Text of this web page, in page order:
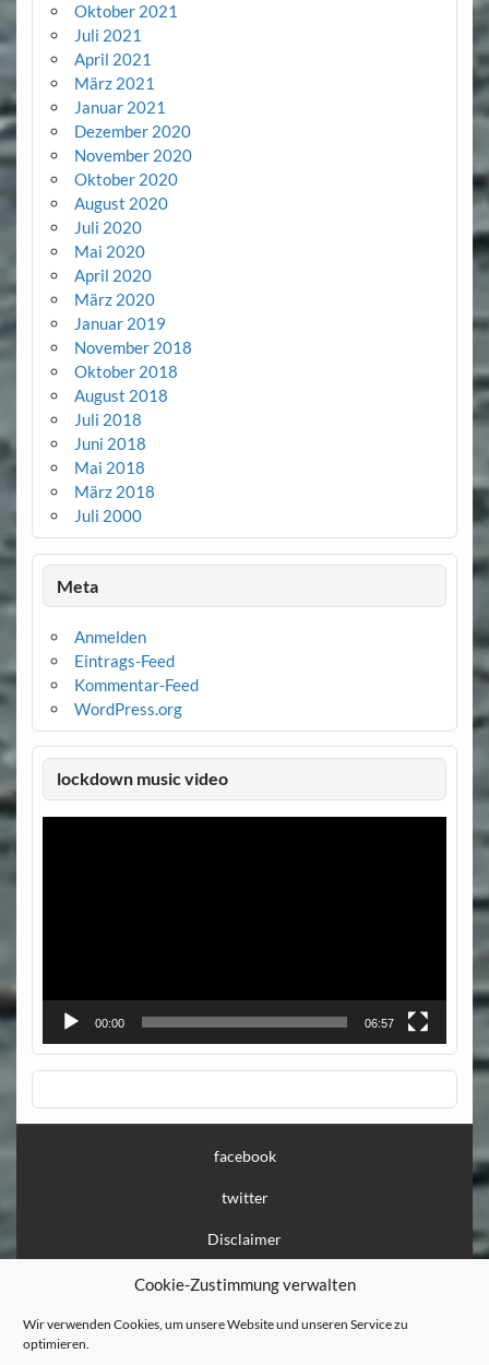
Cookie-Zustimmung verwalten
Wir verwenden Cookies, um unsere Website und unseren Service zu
optimieren.
Oktober 2021
Juli 2021
April 2021
März 2021
Januar 2021
Dezember 2020
November 2020
Oktober 2020
August 2020
Juli 2020
Mai 2020
April 2020
März 2020
Januar 2019
November 2018
Oktober 2018
August 2018
Juli 2018
Juni 2018
Mai 2018
März 2018
Juli 2000
Meta
Anmelden
Eintrags-Feed
Kommentar-Feed
WordPress.org
lockdown music video
Video-
00:00 06:57
facebook
twitter
Disclaimer
Impressum
Datenschutz